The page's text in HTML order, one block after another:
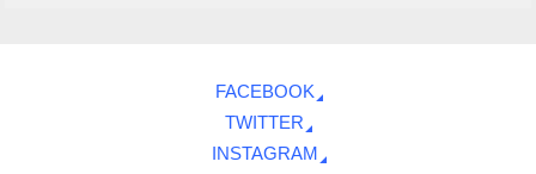
FACEBOOK
TWITTER
INSTAGRAM